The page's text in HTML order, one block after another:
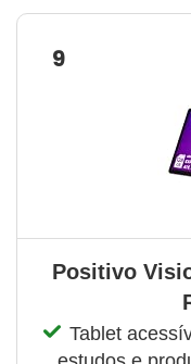
9
Positivo
Tablet